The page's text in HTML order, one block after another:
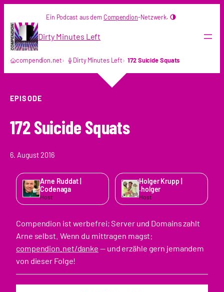
Inhalt
springen
Ein Podcast aus dem Compendion-Netzwerk.
Dirty Minutes Left
compendion.net Dirty Minutes Left 172 Suicide Squats
EPISODE
172 Suicide Squats
6. August 2016
Arne Ruddat |
Codenaga
Host
Holger Krupp |
.holger
Host
Compendion ist werbefrei; Server und Domains zahlt
Arne selbst. Wenn du mittragen magst:
compendion.net/danke — und erzähle gern jemandem
von dieser Folge!